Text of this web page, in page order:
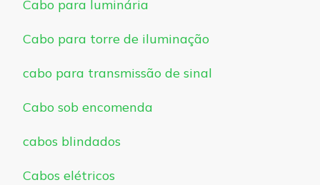
Cabo para luminária
Cabo para torre de iluminação
cabo para transmissão de sinal
Cabo sob encomenda
cabos blindados
Cabos elétricos